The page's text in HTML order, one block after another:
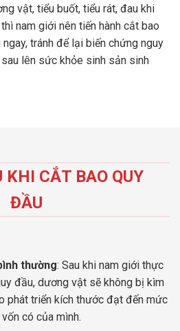
vật, tiểu buốt, tiểu rát, đau khi
nam giới nên tiến hành cắt bao
tránh để lại biến chứng nguy
lên sức khỏe sinh sản sinh
KHI CẮT BAO QUY
ĐẦU
thường: Sau khi nam giới thực
đầu, dương vật sẽ không bị kìm
phát triển kích thước đạt đến mức
có của mình.